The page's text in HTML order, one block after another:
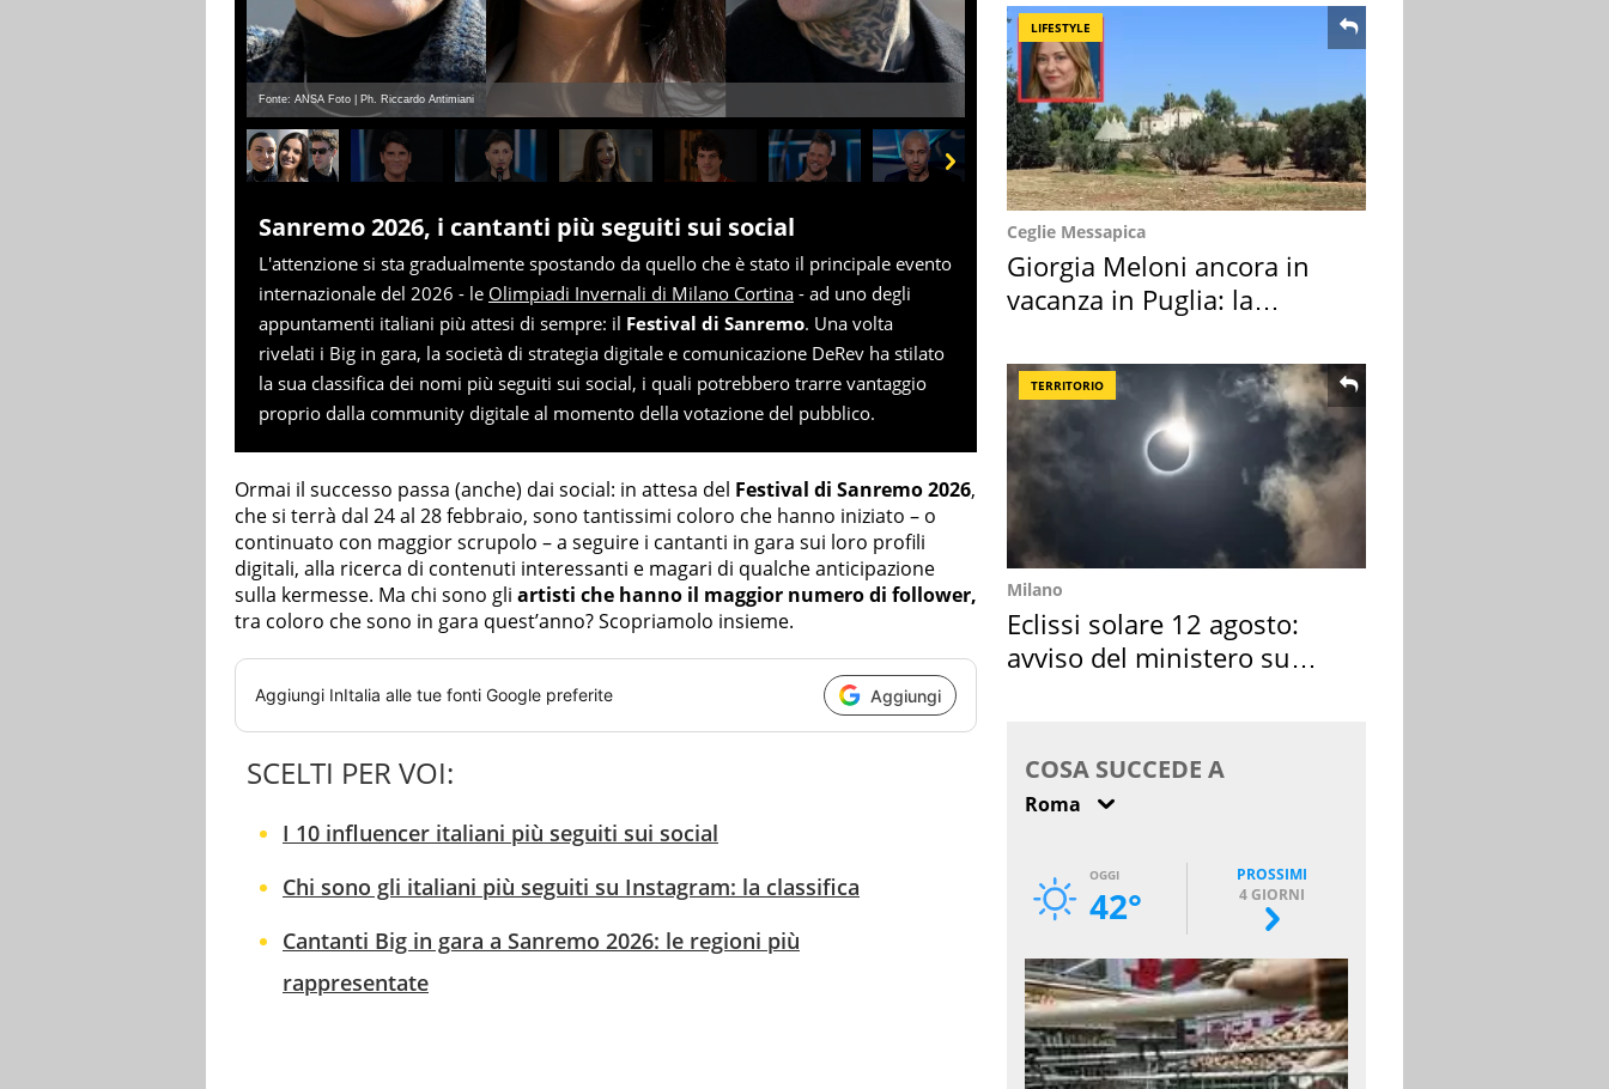
Fonte: ANSA Foto | Ph. Riccardo Antimiani
Sanremo 2026, i cantanti più seguiti sui social
L'attenzione si sta gradualmente spostando da quello che è stato il principale evento
internazionale del 2026 - le Olimpiadi Invernali di Milano Cortina - ad uno degli
appuntamenti italiani più attesi di sempre: il Festival di Sanremo. Una volta
rivelati i Big in gara, la società di strategia digitale e comunicazione DeRev ha stilato
la sua classifica dei nomi più seguiti sui social, i quali potrebbero trarre vantaggio
proprio dalla community digitale al momento della votazione del pubblico.
Ormai il successo passa (anche) dai social: in attesa del Festival di Sanremo 2026,
che si terrà dal 24 al 28 febbraio, sono tantissimi coloro che hanno iniziato – o
continuato con maggior scrupolo – a seguire i cantanti in gara sui loro profili
digitali, alla ricerca di contenuti interessanti e magari di qualche anticipazione
sulla kermesse. Ma chi sono gli artisti che hanno il maggior numero di follower,
tra coloro che sono in gara quest’anno? Scopriamolo insieme.
Aggiungi InItalia alle tue fonti Google preferite Aggiungi
SCELTI PER VOI:
I 10 influencer italiani più seguiti sui social
Chi sono gli italiani più seguiti su Instagram: la classifica
Cantanti Big in gara a Sanremo 2026: le regioni più
rappresentate
LIFESTYLE
Ceglie Messapica
Giorgia Meloni ancora in
vacanza in Puglia: la
TERRITORIO
Milano
Eclissi solare 12 agosto:
avviso del ministero su